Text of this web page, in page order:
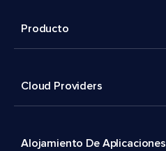
Producto
Cloud Providers
Alojamiento De Aplicaciones